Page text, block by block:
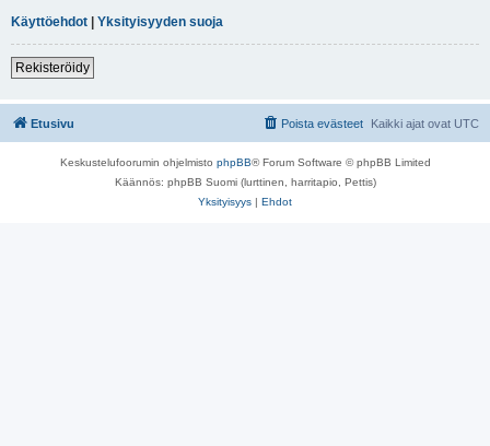
Käyttöehdot | Yksityisyyden suoja
Rekisteröidy
Etusivu Kaikki ajat ovat UTC
Poista evästeet
Keskustelufoorumin ohjelmisto phpBB® Forum Software © phpBB Limited
Käännös: phpBB Suomi (lurttinen, harritapio, Pettis)
Yksityisyys | Ehdot